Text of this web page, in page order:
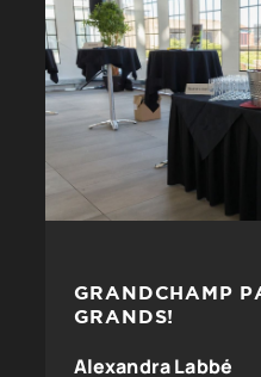
GRANDCHAMP
GRANDS!
Alexandra Labbé